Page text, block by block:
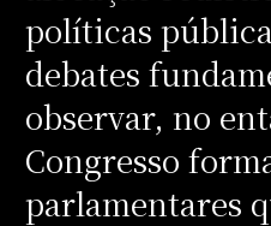
políticas
debates
observar, no
Congresso
parlamentares